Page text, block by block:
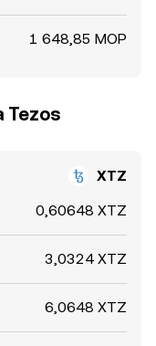
1 648,85 MOP
Tezos
XTZ
0,60648 XTZ
3,0324 XTZ
6,0648 XTZ